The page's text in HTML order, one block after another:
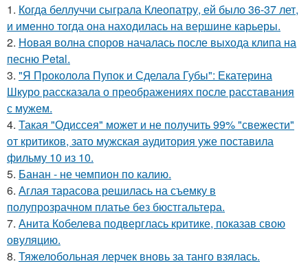
1. Когда беллуччи сыграла Клеопатру, ей было 36-37 лет,
и именно тогда она находилась на вершине карьеры.
2. Новая волна споров началась после выхода клипа на
песню Petal.
3. "Я Проколола Пупок и Сделала Губы": Екатерина
Шкуро рассказала о преображениях после расставания
с мужем.
4. Такая "Одиссея" может и не получить 99% "свежести"
от критиков, зато мужская аудитория уже поставила
фильму 10 из 10.
5. Банан - не чемпион по калию.
6. Аглая тарасова решилась на съемку в
полупрозрачном платье без бюстгальтера.
7. Анита Кобелева подверглась критике, показав свою
овуляцию.
8. Тяжелобольная лерчек вновь за танго взялась.